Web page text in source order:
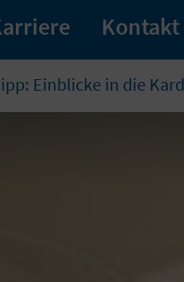
Kontakt
Einblicke in die